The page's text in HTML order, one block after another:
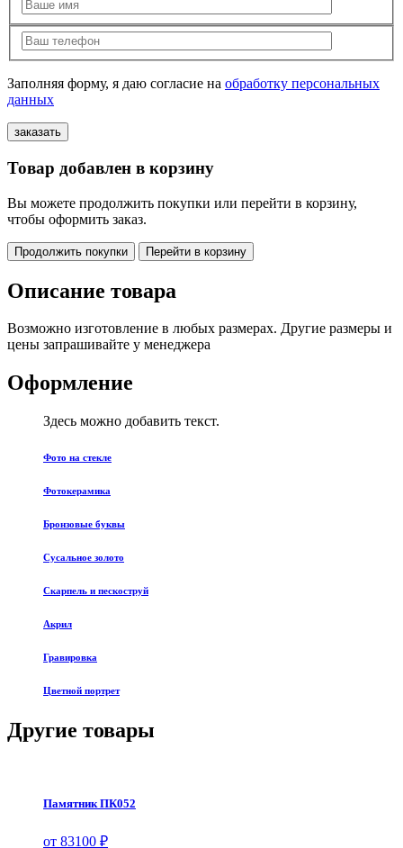
Заполняя форму, я даю согласие на обработку персональных
данных
Товар добавлен в корзину
Вы можете продолжить покупки или перейти в корзину,
чтобы оформить заказ.
Продолжить покупки Перейти в корзину
Описание товара
Возможно изготовление в любых размерах. Другие размеры и
цены запрашивайте у менеджера
Оформление
Здесь можно добавить текст.
Фото на стекле
Фотокерамика
Бронзовые буквы
Сусальное золото
Скарпель и пескоструй
Акрил
Гравировка
Цветной портрет
Другие товары
Памятник ПК052
от 83100 ₽